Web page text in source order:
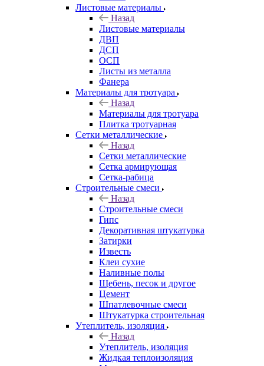
Листовые материалы
Назад
Листовые материалы
ДВП
ДСП
ОСП
Листы из металла
Фанера
Материалы для тротуара
Назад
Материалы для тротуара
Плитка тротуарная
Сетки металлические
Назад
Сетки металлические
Сетка армирующая
Сетка-рабица
Строительные смеси
Назад
Строительные смеси
Гипс
Декоративная штукатурка
Затирки
Известь
Клеи сухие
Наливные полы
Щебень, песок и другое
Цемент
Шпатлевочные смеси
Штукатурка строительная
Утеплитель, изоляция
Назад
Утеплитель, изоляция
Жидкая теплоизоляция